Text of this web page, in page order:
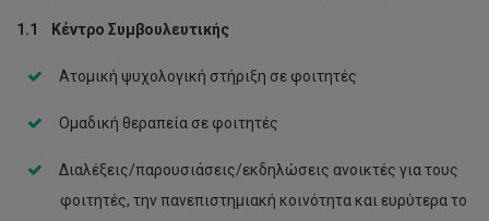
Φοιτητές με προβληματισμούς
1.1 Κέντρο Συμβουλευτικής
Ατομική ψυχολογική στήριξη σε φοιτητές
Ομαδική θεραπεία σε φοιτητές
Διαλέξεις/παρουσιάσεις/εκδηλώσεις ανοικτές για τους
φοιτητές, την πανεπιστημιακή κοινότητα και ευρύτερα το